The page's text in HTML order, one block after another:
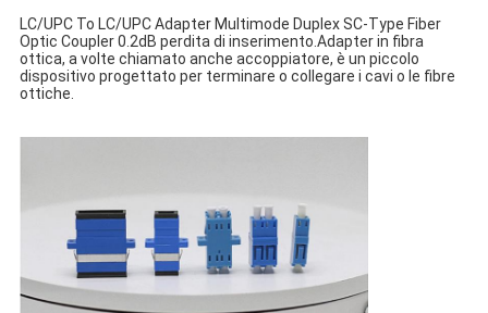
LC/UPC To LC/UPC Adapter Multimode Duplex SC-Type Fiber
Optic Coupler 0.2dB perdita di inserimento.Adapter in fibra
ottica, a volte chiamato anche accoppiatore, è un piccolo
dispositivo progettato per terminare o collegare i cavi o le fibre
ottiche.